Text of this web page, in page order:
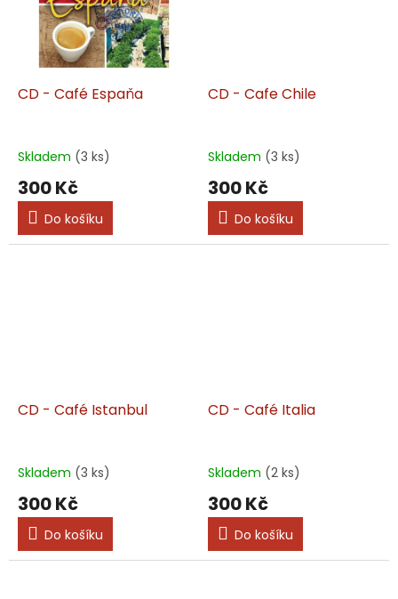
CD - Café Espaňa
Skladem (3 ks)
300 Kč
Do košíku
CD - Cafe Chile
Skladem (3 ks)
300 Kč
Do košíku
CD - Café Istanbul
Skladem (3 ks)
300 Kč
Do košíku
CD - Café Italia
Skladem (2 ks)
300 Kč
Do košíku